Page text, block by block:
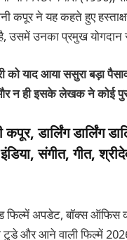
कपूर ने यह कहते हुए
उसमें उनका प्रमुख योगदान
को याद आया ससुरा बड़ा
न ही इसके लेखक ने कोई
डार्लिंग डार्लिंग
संगीत, गीत,
फिल्में अपडेट, बॉक्स ऑफिस
टुडे और आने वाली फिल्में